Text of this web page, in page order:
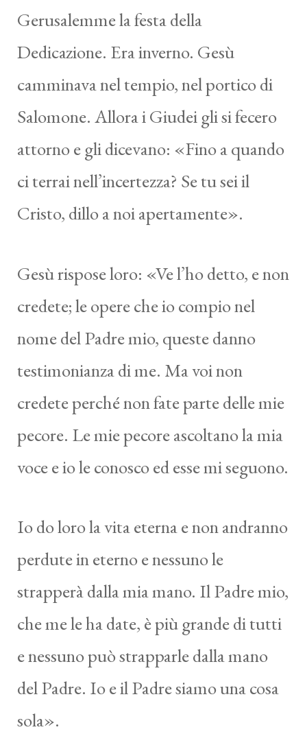
Gerusalemme la festa della
Dedicazione. Era inverno. Gesù
camminava nel tempio, nel portico di
Salomone. Allora i Giudei gli si fecero
attorno e gli dicevano: «Fino a quando
ci terrai nell’incertezza? Se tu sei il
Cristo, dillo a noi apertamente».
Gesù rispose loro: «Ve l’ho detto, e non
credete; le opere che io compio nel
nome del Padre mio, queste danno
testimonianza di me. Ma voi non
credete perché non fate parte delle mie
pecore. Le mie pecore ascoltano la mia
voce e io le conosco ed esse mi seguono.
Io do loro la vita eterna e non andranno
perdute in eterno e nessuno le
strapperà dalla mia mano. Il Padre mio,
che me le ha date, è più grande di tutti
e nessuno può strapparle dalla mano
del Padre. Io e il Padre siamo una cosa
sola».